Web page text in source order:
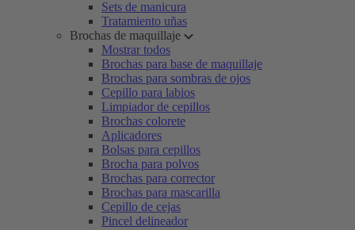
Sets de manicura
Tratamiento uñas
Brochas de maquillaje
Mostrar todos
Brochas para base de maquillaje
Brochas para sombras de ojos
Cepillo para labios
Limpiador de cepillos
Brochas colorete
Aplicadores
Bolsas para cepillos
Brocha para polvos
Brochas para corrector
Brochas para mascarilla
Cepillo de cejas
Pincel delineador